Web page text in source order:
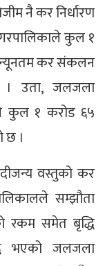
नै कर निर्धारण
कुल १
न्यूनतम कर संकलन
। उता, जलजला
कुल १ करोड ६५
छ ।
वस्तुको कर
सम्झौता
रकम समेत बृद्धि
भएको जलजला